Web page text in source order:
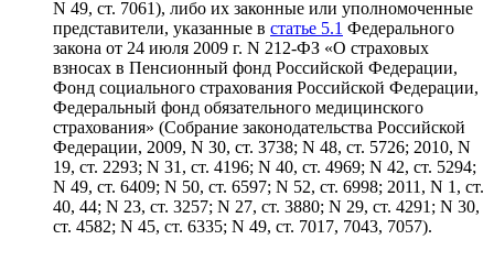
N 49, ст. 7061), либо их законные или уполномоченные
представители, указанные в статье 5.1 Федерального
закона от 24 июля 2009 г. N 212-ФЗ «О страховых
взносах в Пенсионный фонд Российской Федерации,
Фонд социального страхования Российской Федерации,
Федеральный фонд обязательного медицинского
страхования» (Собрание законодательства Российской
Федерации, 2009, N 30, ст. 3738; N 48, ст. 5726; 2010, N
19, ст. 2293; N 31, ст. 4196; N 40, ст. 4969; N 42, ст. 5294;
N 49, ст. 6409; N 50, ст. 6597; N 52, ст. 6998; 2011, N 1, ст.
40, 44; N 23, ст. 3257; N 27, ст. 3880; N 29, ст. 4291; N 30,
ст. 4582; N 45, ст. 6335; N 49, ст. 7017, 7043, 7057).